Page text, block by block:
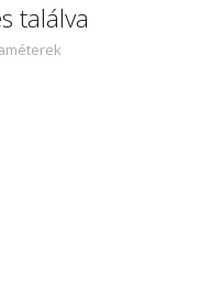
találva